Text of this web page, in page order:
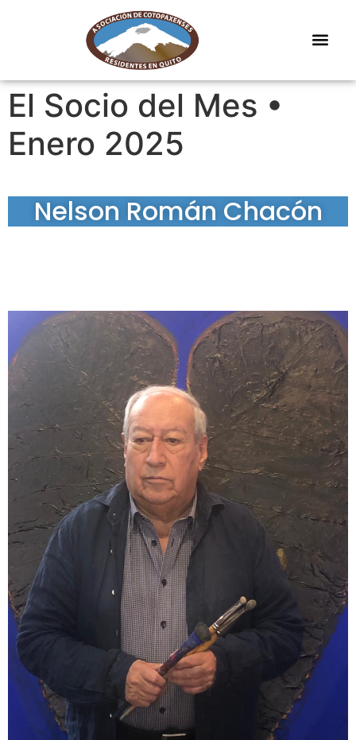
El Socio del Mes •
Enero 2025
Nelson Román Chacón